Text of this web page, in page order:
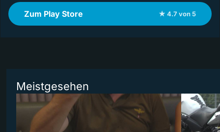
Zum Play Store ★ 4.7 von 5
Meistgesehen